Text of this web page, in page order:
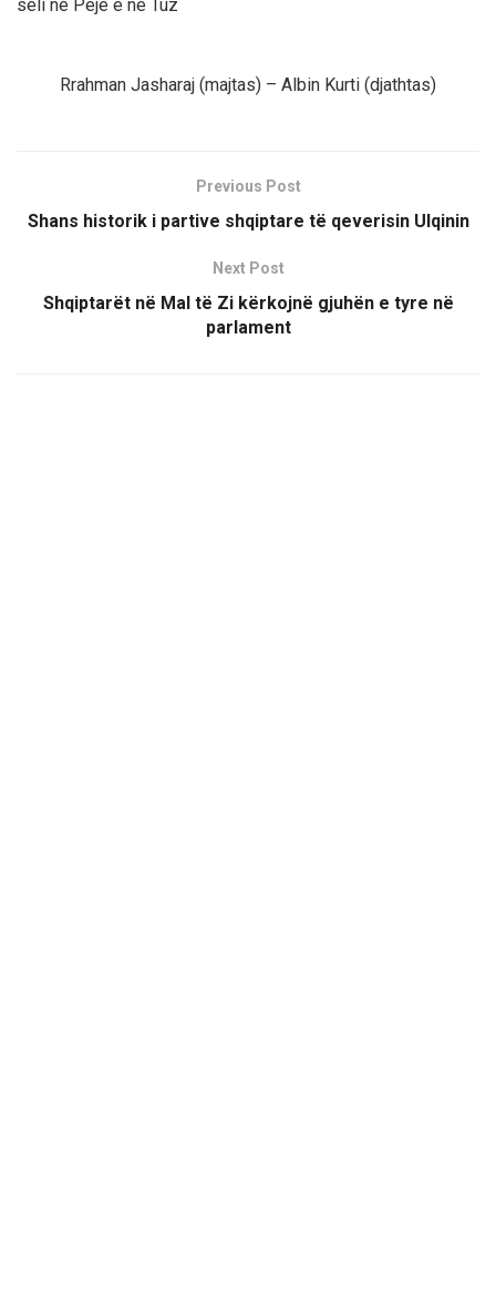
seli në Pejë e në Tuz
Rrahman Jasharaj (majtas) – Albin Kurti (djathtas)
Previous Post
Shans historik i partive shqiptare të qeverisin Ulqinin
Next Post
Shqiptarët në Mal të Zi kërkojnë gjuhën e tyre në
parlament